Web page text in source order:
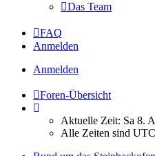
Das Team
FAQ
Anmelden
Anmelden
Foren-Übersicht
Aktuelle Zeit: Sa 8.
Alle Zeiten sind